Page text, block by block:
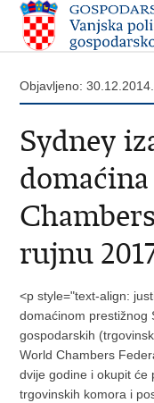
Objavljeno: 30.12.2014.
Sydney
rujnu
<p style="text-align:
domaćinom prestižnog
gospodarskih
World Chambers
dvije godine i okupit će
trgovinskih komora i